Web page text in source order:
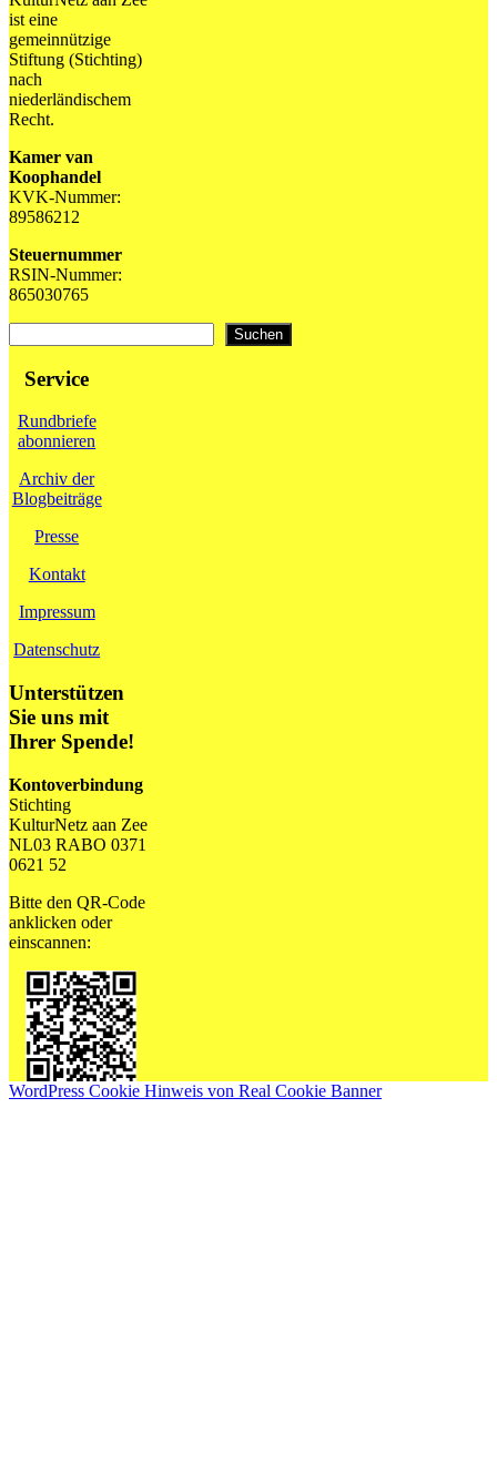
ist eine
gemeinnützige
Stiftung (Stichting)
nach
niederländischem
Recht.
Kamer van
Koophandel
KVK-Nummer:
89586212
Steuernummer
RSIN-Nummer:
865030765
Suchen
Service
Rundbriefe
abonnieren
Archiv der
Blogbeiträge
Presse
Kontakt
Impressum
Datenschutz
Unterstützen
Sie uns mit
Ihrer Spende!
Kontoverbindung
Stichting
KulturNetz aan Zee
NL03 RABO 0371
0621 52
Bitte den QR-Code
anklicken oder
einscannen:
WordPress Cookie Hinweis von Real Cookie Banner